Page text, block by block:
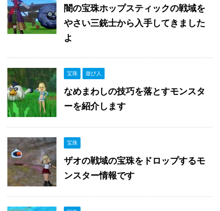
闇の宝珠ホップスティックの戦域を
やさい三銃士から入手してきました
よ
宝珠 遊び人
なめまわしの技巧を落とすモンスタ
ーを紹介します
宝珠
ザオの戦域の宝珠をドロップするモ
ンスター情報です